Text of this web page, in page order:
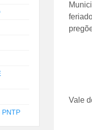
Vale
PNTP